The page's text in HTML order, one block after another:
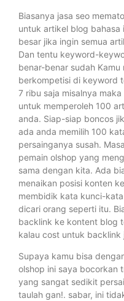
Biasanya jasa seo
untuk artikel blog bahasa
besar jika ingin semua
Dan tentu keyword-
benar-benar sudah
berkompetisi di keyword
7 ribu saja misalnya
untuk memperoleh 100
anda. Siap-siap boncos
ada anda memilih 100
persainganya susah.
pemain olshop yang
sama dengan kita. Ada
menaikan posisi konten
membidik kata kunci-
dicari orang seperti itu.
backlink ke kontent blog
kalau cost untuk backlink
Supaya kamu bisa
olshop ini saya bocorkan
yang sangat sedikit
taulah gan!. sabar, ini